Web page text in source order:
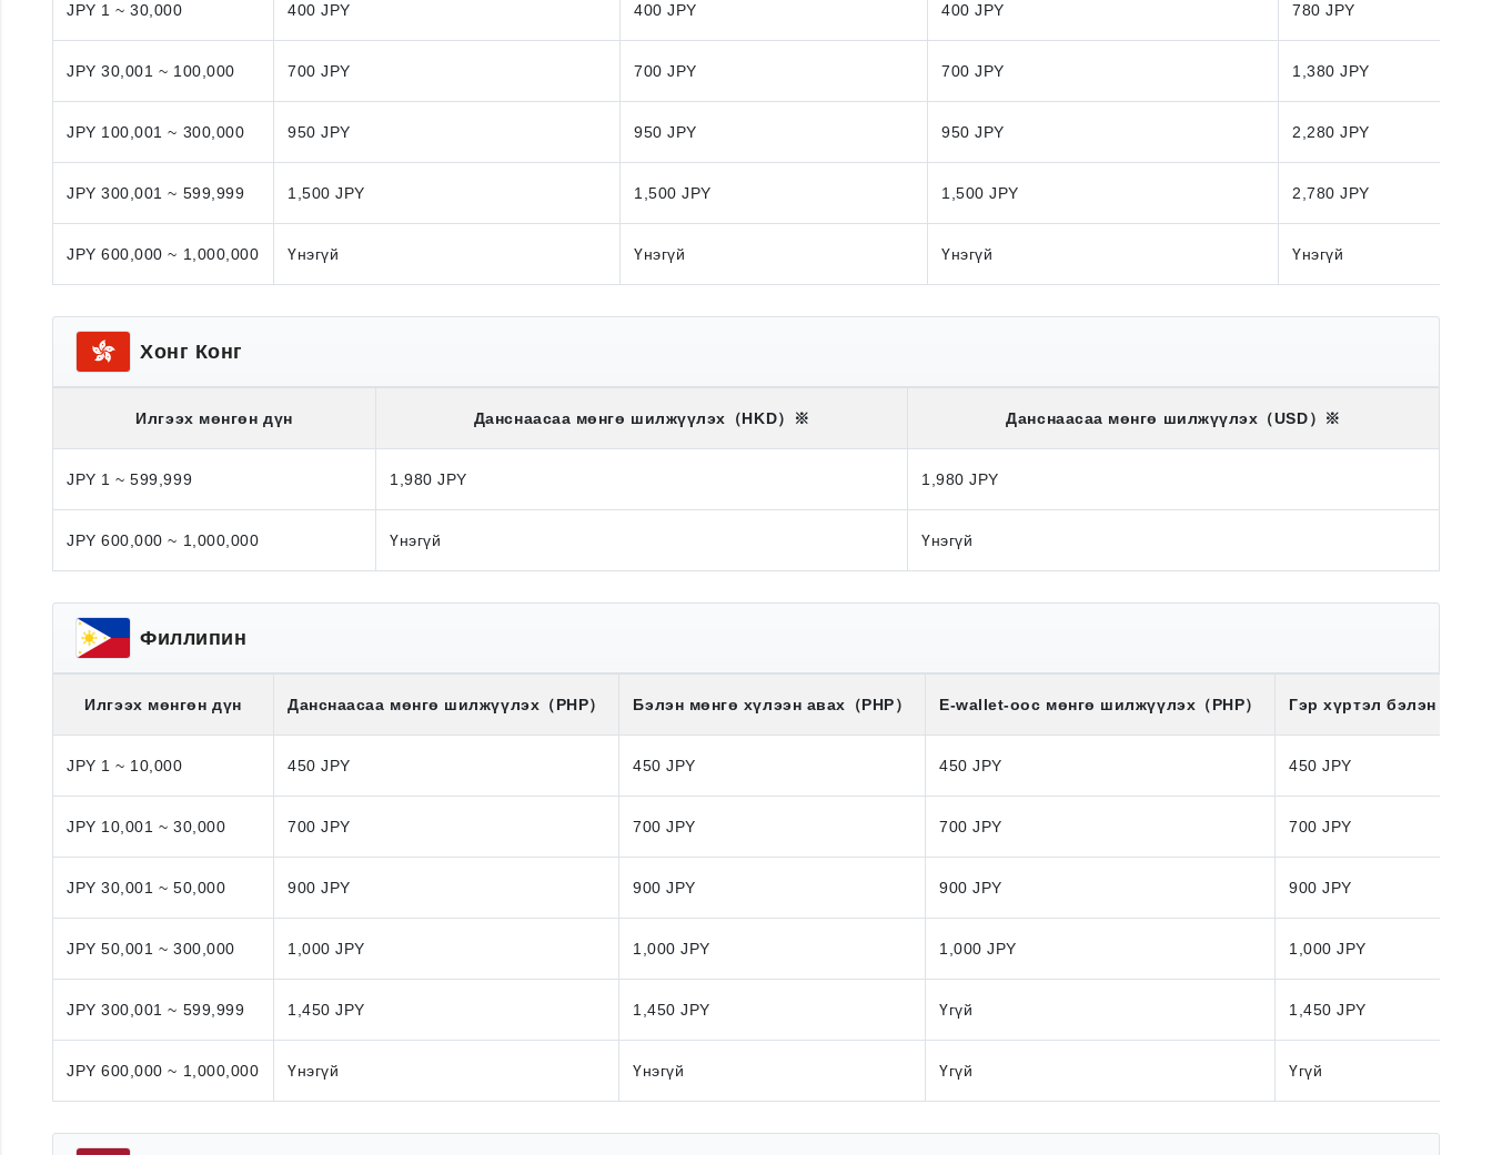
JPY 1 ~ 30,000 400 JPY 400 JPY 400 JPY 780 JPY
JPY 30,001 ~ 100,000 700 JPY 700 JPY 700 JPY 1,380 JPY
JPY 100,001 ~ 300,000 950 JPY 950 JPY 950 JPY 2,280 JPY
JPY 300,001 ~ 599,999 1,500 JPY 1,500 JPY 1,500 JPY 2,780 JPY
JPY 600,000 ~ 1,000,000 Үнэгүй Үнэгүй Үнэгүй Үнэгүй
Хонг Конг
Илгээх мөнгөн дүн Данснаасаа мөнгө шилжүүлэх （HKD）※ Данснаасаа мөнгө шилжүүлэх （USD）※
JPY 1 ~ 599,999 1,980 JPY 1,980 JPY
JPY 600,000 ~ 1,000,000 Үнэгүй Үнэгүй
Филлипин
Илгээх мөнгөн дүн Данснаасаа мөнгө шилжүүлэх （PHP） Бэлэн мөнгө хүлээн авах （PHP） E-wallet-оос мөнгө шилжүүлэх （PHP） Гэр хүртэл бэлэн
JPY 1 ~ 10,000 450 JPY 450 JPY 450 JPY 450 JPY
JPY 10,001 ~ 30,000 700 JPY 700 JPY 700 JPY 700 JPY
JPY 30,001 ~ 50,000 900 JPY 900 JPY 900 JPY 900 JPY
JPY 50,001 ~ 300,000 1,000 JPY 1,000 JPY 1,000 JPY 1,000 JPY
JPY 300,001 ~ 599,999 1,450 JPY 1,450 JPY Үгүй 1,450 JPY
JPY 600,000 ~ 1,000,000 Үнэгүй Үнэгүй Үгүй Үгүй